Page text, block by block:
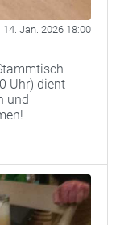
14. Jan. 2026 18:00
Uhr) dient
und